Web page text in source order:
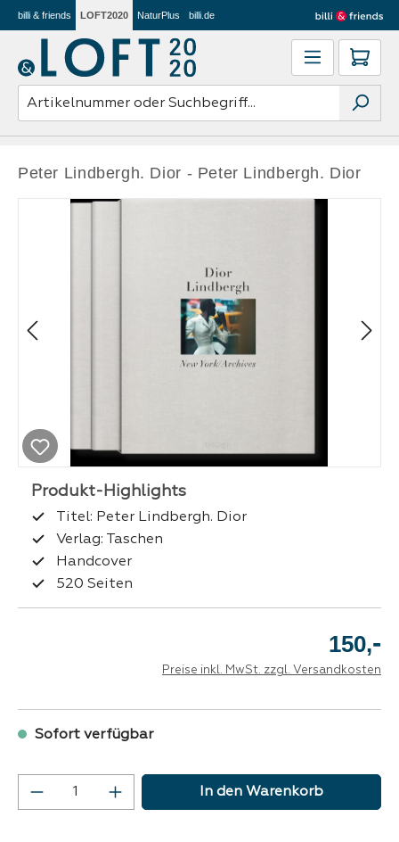
Zum Hauptinhalt springen
billi & friends LOFT2020 NaturPlus billi.de
Bildergalerie überspringen
Peter Lindbergh. Dior - Peter Lindbergh. Dior
Titel: Peter Lindbergh. Dior
Verlag: Taschen
Handcover
520 Seiten
150,-
Preise inkl. MwSt. zzgl. Versandkosten
Sofort verfügbar
Produkt Anzahl: Gib den gewünschten
In den Warenkorb